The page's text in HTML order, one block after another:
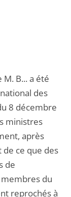
B... a été
des
8 décembre
ministres
après
ce que des
de
du
reprochés à